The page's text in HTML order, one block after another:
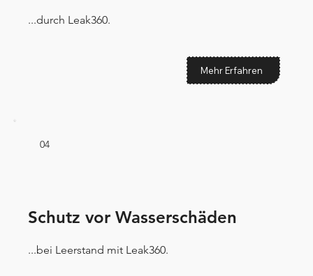
...durch Leak360.
Mehr Erfahren
04
Schutz vor Wasserschäden
...bei Leerstand mit Leak360.